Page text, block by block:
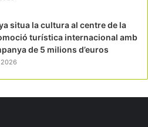
situa la cultura al centre de la
turística internacional amb
de 5 milions d’euros